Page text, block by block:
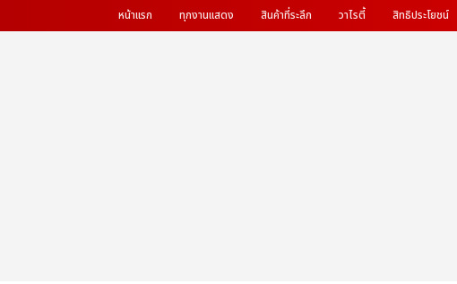
หน้าแรก ทุกงานแสดง สินค้าที่ระลึก วาไรตี้ สิทธิประโยชน์